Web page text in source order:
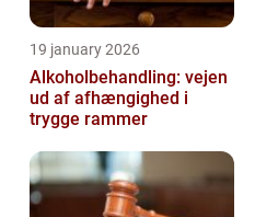
19 january 2026
Alkoholbehandling: vejen
ud af afhængighed i
trygge rammer